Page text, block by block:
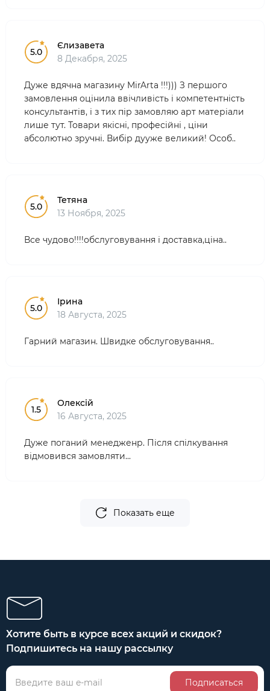
5.0
Єлизавета
8 Декабря, 2025
Дуже вдячна магазину MirArta !!!))) З першого
замовлення оцінила ввічливість і компетентність
консультантів, і з тих пір замовляю арт матеріали
лише тут. Товари якісні, професійні , ціни
абсолютно зручні. Вибір дууже великий! Особ..
5.0
Тетяна
13 Ноября, 2025
Все чудово!!!!обслуговування і доставка,ціна..
5.0
Ірина
18 Августа, 2025
Гарний магазин. Швидке обслуговування..
1.5
Олексій
16 Августа, 2025
Дуже поганий менедженр. Після спілкування
відмовився замовляти...
Показать еще
Хотите быть в курсе всех акций и скидок?
Подпишитесь на нашу рассылку
Подписаться